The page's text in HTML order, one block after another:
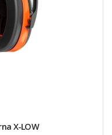
X-LOW